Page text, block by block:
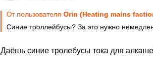
От пользователя Orin (Heating mains
Синие троллейбусы? За это нужно
Даёшь синие тролебусы тока для